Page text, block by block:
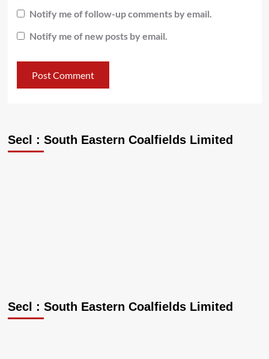
Notify me of follow-up comments by email.
Notify me of new posts by email.
Secl : South Eastern Coalfields Limited
Secl : South Eastern Coalfields Limited